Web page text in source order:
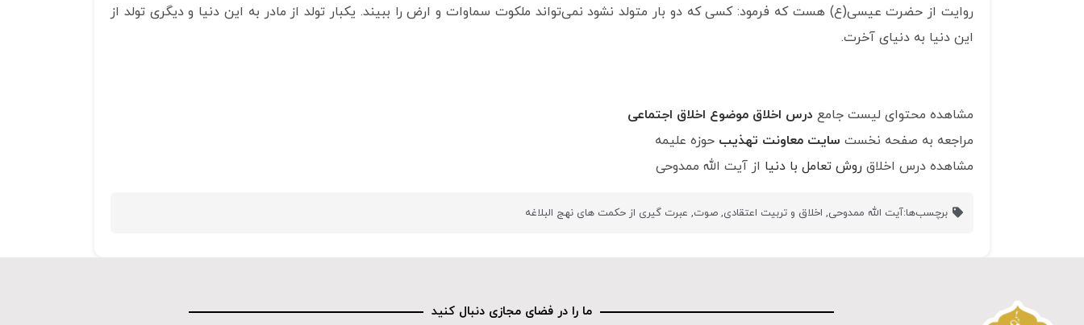
روایت از حضرت عیسی(ع) هست که فرمود: کسی که دو بار متولد نشود نمی‌تواند ملکوت سماوات و ارض را ببیند. یکبار تولد از مادر به این دنیا و دیگری تولد از
این دنیا به دنیای آخرت.
مشاهده محتوای لیست جامع درس اخلاق موضوع اخلاق اجتماعی
مراجعه به صفحه نخست سایت معاونت تهذیب حوزه علیمه
مشاهده درس اخلاق روش تعامل با دنیا از آیت الله ممدوحی
برچسب‌ها:آیت الله ممدوحی, اخلاق و تربیت اعتقادی,صوت, عبرت گیری از حکمت های نهج البلاغه
ما را در فضای مجازی دنبال کنید